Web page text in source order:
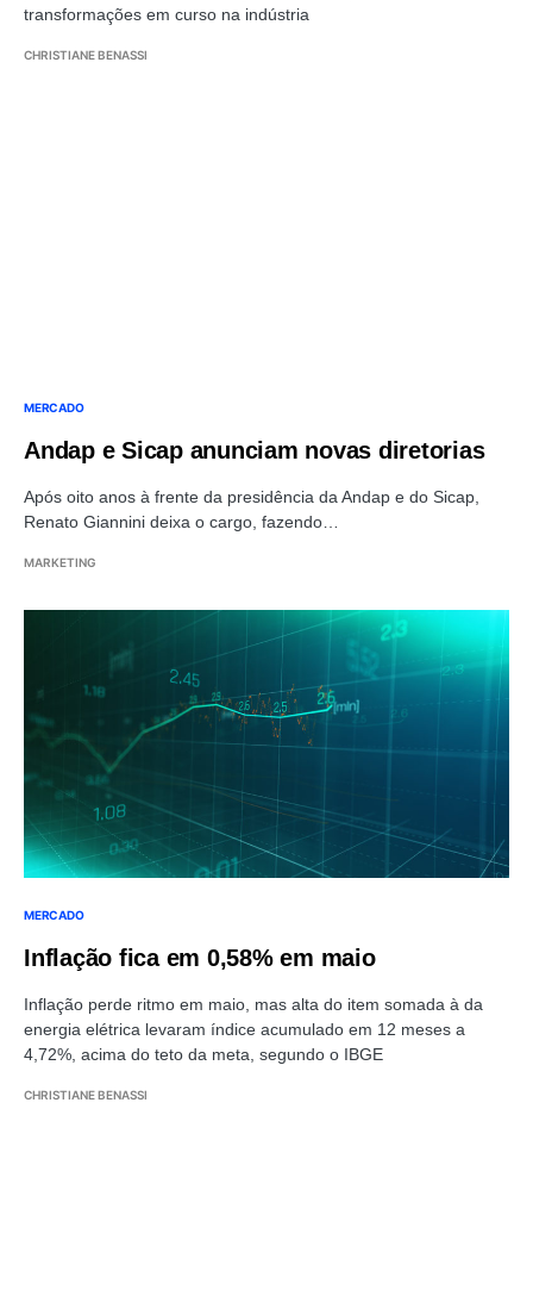
transformações em curso na indústria
CHRISTIANE BENASSI
MERCADO
Andap e Sicap anunciam novas diretorias
Após oito anos à frente da presidência da Andap e do Sicap,
Renato Giannini deixa o cargo, fazendo…
MARKETING
MERCADO
Inflação fica em 0,58% em maio
Inflação perde ritmo em maio, mas alta do item somada à da
energia elétrica levaram índice acumulado em 12 meses a
4,72%, acima do teto da meta, segundo o IBGE
CHRISTIANE BENASSI